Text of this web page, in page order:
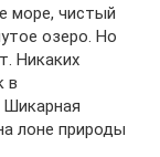
море, чистый
озеро. Но
Никаких
в
Шикарная
лоне природы